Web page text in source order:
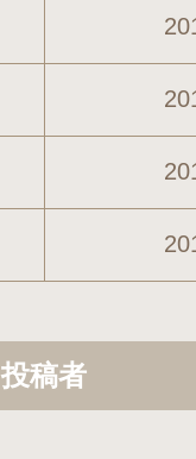
投稿者